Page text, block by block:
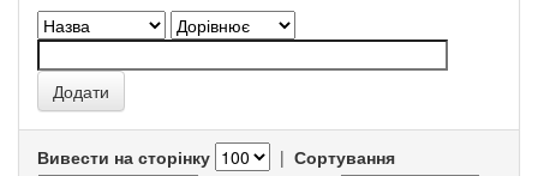
Вивести на сторінку | Сортування